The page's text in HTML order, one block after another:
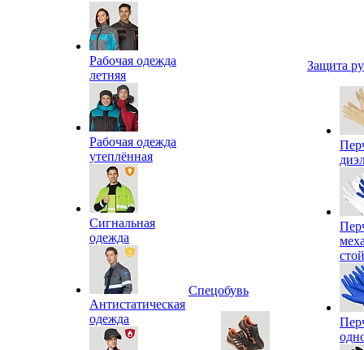
Рабочая одежда
летняя
Рабочая одежда
утеплённая
Сигнальная
одежда
Антистатическая
одежда
Спецобувь
Защита